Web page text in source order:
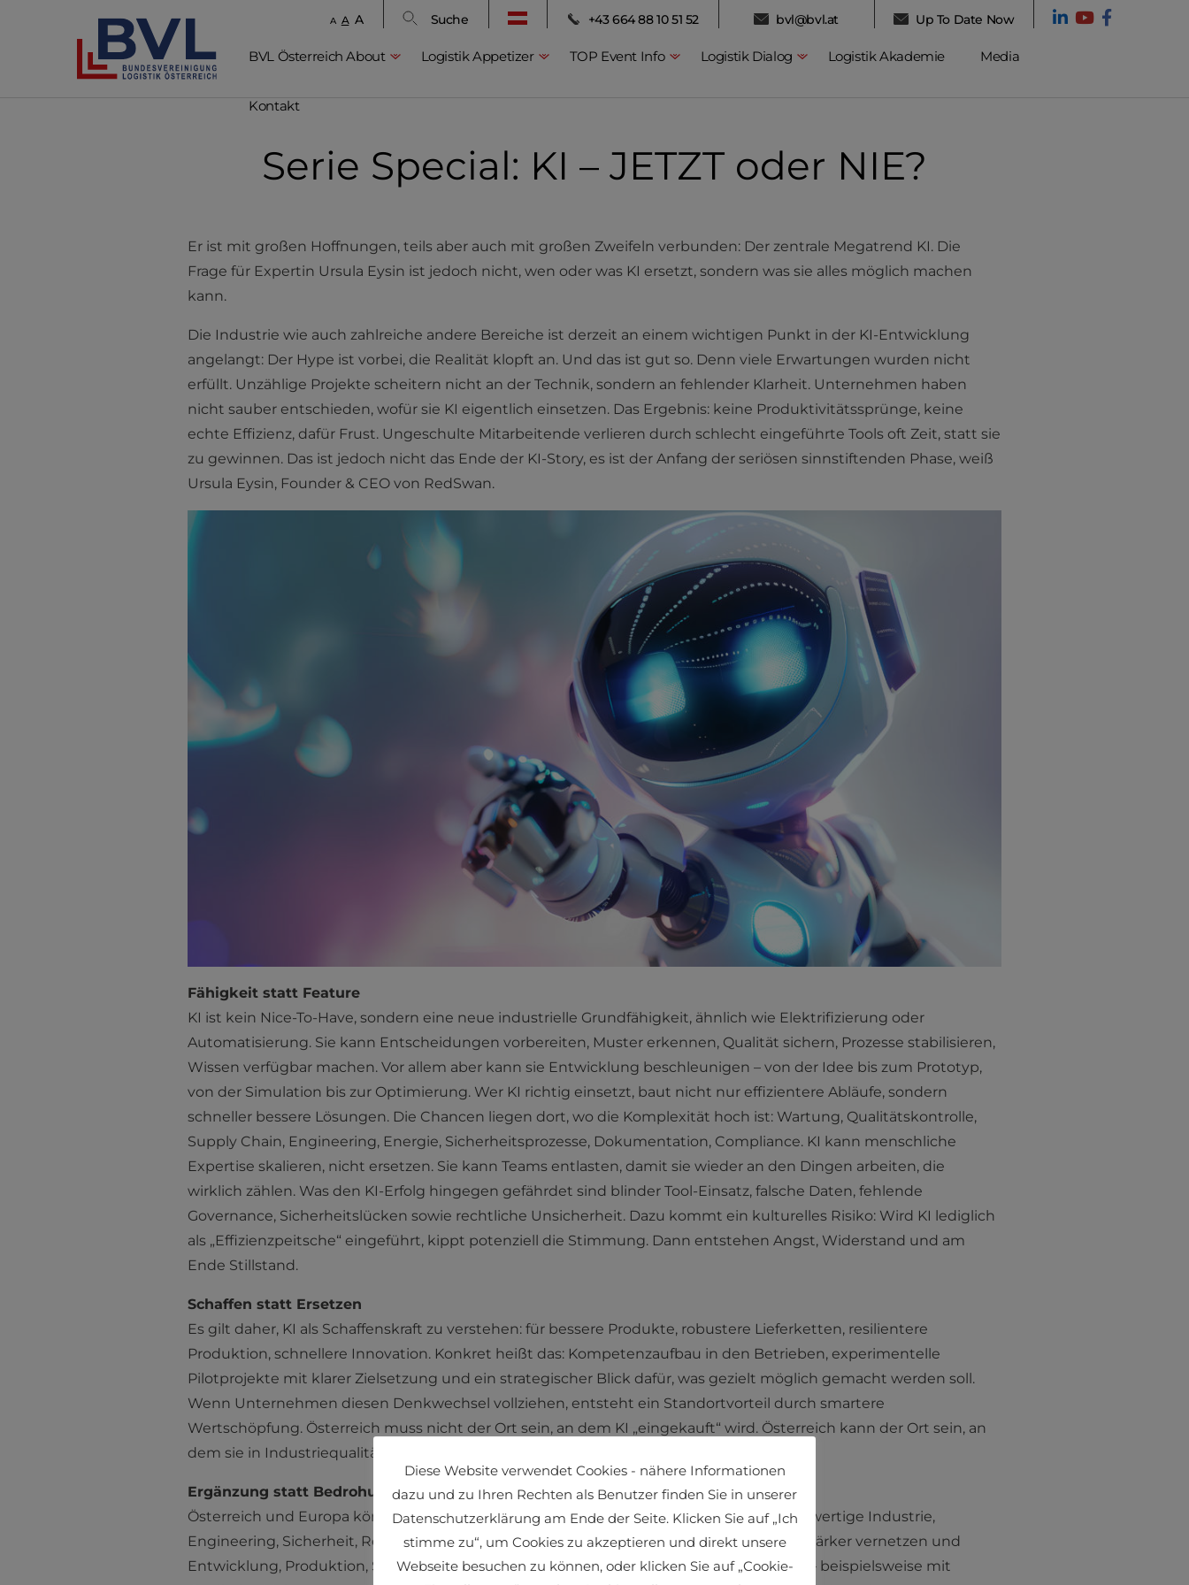
A A A Suche +43 664 88 10 51 52 bvl@bvl.at Up To Date Now
BVL Österreich About Logistik Appetizer TOP Event Info Logistik Dialog Logistik Akademie Media
Kontakt
Serie Special: KI – JETZT oder NIE?
Er ist mit großen Hoffnungen, teils aber auch mit großen Zweifeln verbunden: Der zentrale Megatrend KI. Die
Frage für Expertin Ursula Eysin ist jedoch nicht, wen oder was KI ersetzt, sondern was sie alles möglich machen
kann.
Die Industrie wie auch zahlreiche andere Bereiche ist derzeit an einem wichtigen Punkt in der KI-Entwicklung
angelangt: Der Hype ist vorbei, die Realität klopft an. Und das ist gut so. Denn viele Erwartungen wurden nicht
erfüllt. Unzählige Projekte scheitern nicht an der Technik, sondern an fehlender Klarheit. Unternehmen haben
nicht sauber entschieden, wofür sie KI eigentlich einsetzen. Das Ergebnis: keine Produktivitätssprünge, keine
echte Effizienz, dafür Frust. Ungeschulte Mitarbeitende verlieren durch schlecht eingeführte Tools oft Zeit, statt sie
zu gewinnen. Das ist jedoch nicht das Ende der KI-Story, es ist der Anfang der seriösen sinnstiftenden Phase, weiß
Ursula Eysin, Founder & CEO von RedSwan.
Fähigkeit statt Feature
KI ist kein Nice-To-Have, sondern eine neue industrielle Grundfähigkeit, ähnlich wie Elektrifizierung oder
Automatisierung. Sie kann Entscheidungen vorbereiten, Muster erkennen, Qualität sichern, Prozesse stabilisieren,
Wissen verfügbar machen. Vor allem aber kann sie Entwicklung beschleunigen – von der Idee bis zum Prototyp,
von der Simulation bis zur Optimierung. Wer KI richtig einsetzt, baut nicht nur effizientere Abläufe, sondern
schneller bessere Lösungen. Die Chancen liegen dort, wo die Komplexität hoch ist: Wartung, Qualitätskontrolle,
Supply Chain, Engineering, Energie, Sicherheitsprozesse, Dokumentation, Compliance. KI kann menschliche
Expertise skalieren, nicht ersetzen. Sie kann Teams entlasten, damit sie wieder an den Dingen arbeiten, die
wirklich zählen. Was den KI-Erfolg hingegen gefährdet sind blinder Tool-Einsatz, falsche Daten, fehlende
Governance, Sicherheitslücken sowie rechtliche Unsicherheit. Dazu kommt ein kulturelles Risiko: Wird KI lediglich
als „Effizienzpeitsche“ eingeführt, kippt potenziell die Stimmung. Dann entstehen Angst, Widerstand und am
Ende Stillstand.
Schaffen statt Ersetzen
Es gilt daher, KI als Schaffenskraft zu verstehen: für bessere Produkte, robustere Lieferketten, resilientere
Produktion, schnellere Innovation. Konkret heißt das: Kompetenzaufbau in den Betrieben, experimentelle
Pilotprojekte mit klarer Zielsetzung und ein strategischer Blick dafür, was gezielt möglich gemacht werden soll.
Wenn Unternehmen diesen Denkwechsel vollziehen, entsteht ein Standortvorteil durch smartere
Wertschöpfung. Österreich muss nicht der Ort sein, an dem KI „eingekauft“ wird. Österreich kann der Ort sein, an
dem sie in Industriequalität „gebaut“ und sinnvoll eingesetzt wird.
Ergänzung statt Bedrohung
Österreich und Europa können mit KI dort gewinnen, wo sie traditionell stark sind: hochwertige Industrie,
Engineering, Sicherheit, Regulierungskompetenz, Qualitätsanspruch. KI wird Prozesse stärker vernetzen und
Entwicklung, Produktion, Service plus Lieferkette zu einem lernenden System machen – beispielsweise mit
Diese Website verwendet Cookies - nähere Informationen
dazu und zu Ihren Rechten als Benutzer finden Sie in unserer
Datenschutzerklärung am Ende der Seite. Klicken Sie auf „Ich
stimme zu“, um Cookies zu akzeptieren und direkt unsere
Webseite besuchen zu können, oder klicken Sie auf „Cookie-